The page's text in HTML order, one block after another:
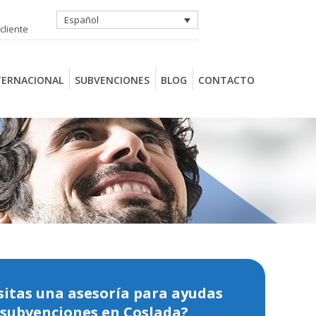
Español
SUBVENCIONES BLOG CONTACTO
una asesoría para ayudas